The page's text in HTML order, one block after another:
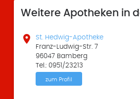
Weitere Apotheken in

St. Hedwig-Apotheke
Franz-Ludwig-Str. 7
96047 Bamberg
Tel.: 0951/23213
zum Profil